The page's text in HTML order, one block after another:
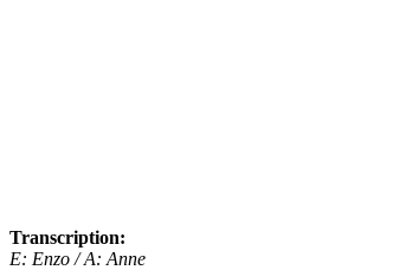
Transcription:
E: Enzo / A: Anne